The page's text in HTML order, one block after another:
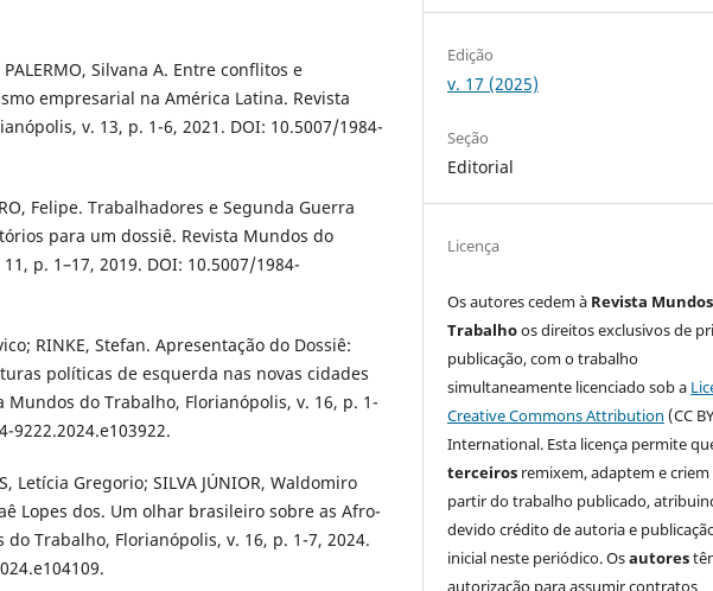
Silvana A. Entre conflitos e
empresarial na América Latina. Revista
v. 13, p. 1-6, 2021. DOI: 10.5007/1984-
Felipe. Trabalhadores e Segunda Guerra
para um dossiê. Revista Mundos do
p. 1–17, 2019. DOI: 10.5007/1984-
RINKE, Stefan. Apresentação do Dossiê:
políticas de esquerda nas novas cidades
Mundos do Trabalho, Florianópolis, v. 16, p. 1-
9222.2024.e103922.
Letícia Gregorio; SILVA JÚNIOR, Waldomiro
Lopes dos. Um olhar brasileiro sobre as Afro-
do Trabalho, Florianópolis, v. 16, p. 1-7, 2024.
Edição
v. 17 (2025)
Seção
Editorial
Licença
Os autores cedem à Revista
Trabalhoos direitos exclusivos de
publicação, com o trabalho
simultaneamente licenciado sob a
Creative Commons Attribution (CC
International. Esta licença permite
terceiros remixem, adaptem e criem
partir do trabalho publicado,
devido crédito de autoria e
inicial neste periódico. Osautores
autorização para assumir contratos